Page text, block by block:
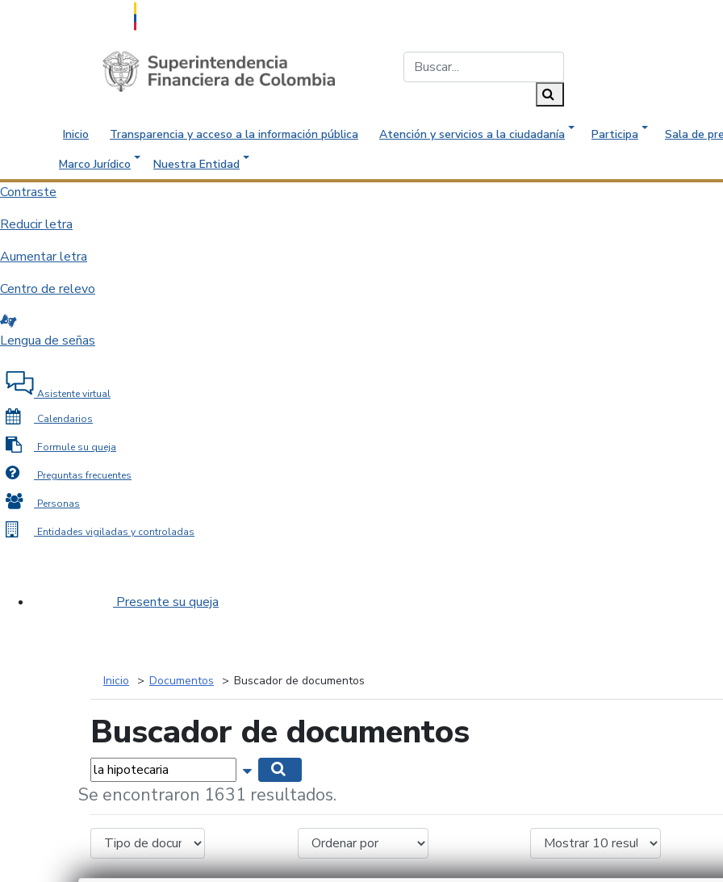
Saltar al contenido principal
Inicio Transparencia y acceso a la información pública Atención y servicios a la ciudadanía Participa
Sala de
Marco Jurídico
Nuestra Entidad
Contraste
Reducir letra
Aumentar letra
Centro de relevo
Lengua de señas
Asistente virtual
Calendarios
Formule su queja
Preguntas frecuentes
Personas
Entidades vigiladas y controladas
Presente su queja
Inicio Documentos Buscador de documentos
Buscador de documentos
Palabras... Mostrar opciones de búsqueda
Se encontraron 1631 resultados.